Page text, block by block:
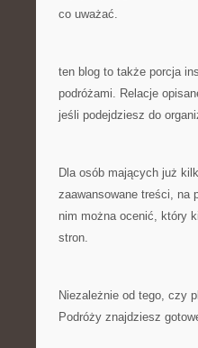
co uważać.
ten blog to także porcja
podróżami. Relacje
jeśli podejdziesz do
Dla osób mających już
zaawansowane treści, na
nim można ocenić, który
stron.
Niezależnie od tego, czy
Podróży znajdziesz